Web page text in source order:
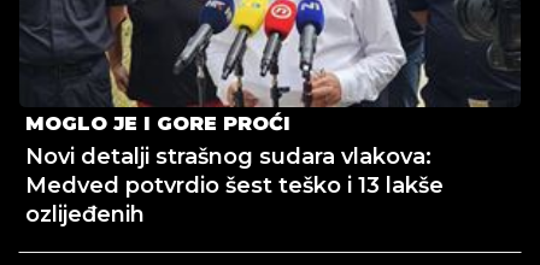
MOGLO JE I GORE PROĆI
Novi detalji strašnog sudara vlakova:
Medved potvrdio šest teško i 13 lakše
ozlijeđenih